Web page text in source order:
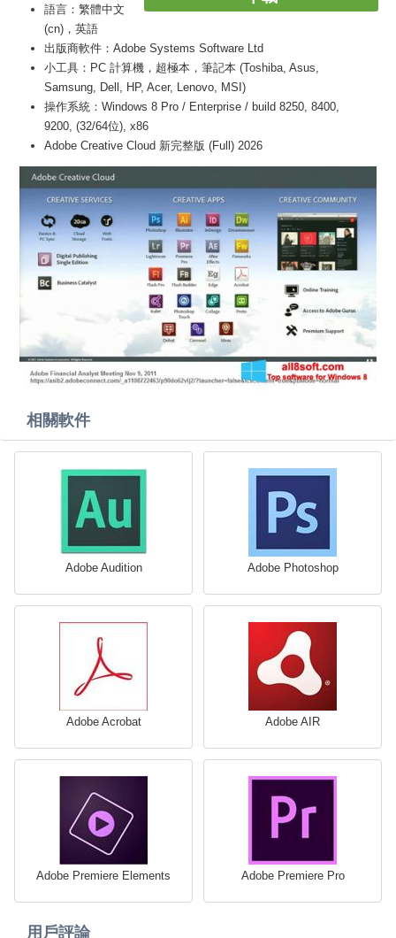
語言：繁體中文
(cn)，英語
出版商軟件：Adobe Systems Software Ltd
小工具：PC 計算機，超極本，筆記本 (Toshiba, Asus,
Samsung, Dell, HP, Acer, Lenovo, MSI)
操作系統：Windows 8 Pro / Enterprise / build 8250, 8400,
9200, (32/64位), x86
Adobe Creative Cloud 新完整版 (Full) 2026
相關軟件
Adobe Audition Adobe Photoshop
Adobe Acrobat Adobe AIR
Adobe Premiere Elements Adobe Premiere Pro
用戶評論